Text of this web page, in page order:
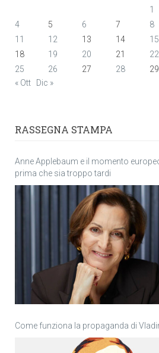
1
4
5 6 7 8
11
12 13 14 15
18
19 20 21 22
25
26 27 28 29
« Ott
Dic »
RASSEGNA STAMPA
Anne Applebaum e il momento
prima che sia troppo tardi
Come funziona la propaganda di